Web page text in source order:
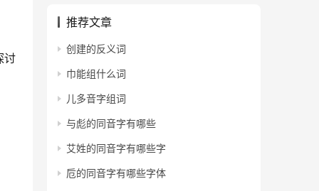
讨
推荐文章
创建的反义词
巾能组什么词
儿多音字组词
与彪的同音字有哪些
艾姓的同音字有哪些字
卮的同音字有哪些字体